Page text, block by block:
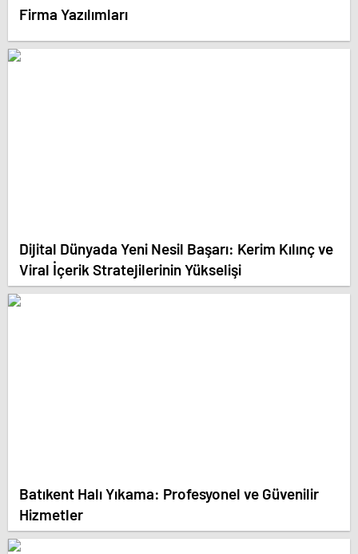
Firma Yazılımları
Dijital Dünyada Yeni Nesil Başarı: Kerim Kılınç ve
Viral İçerik Stratejilerinin Yükselişi
Batıkent Halı Yıkama: Profesyonel ve Güvenilir
Hizmetler